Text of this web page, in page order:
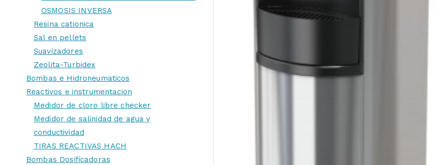
OSMOSIS INVERSA
Resina cationica
Sal en pellets
Suavizadores
Zeolita-Turbidex
Bombas e Hidroneumaticos
Reactivos e instrumentacion
Medidor de cloro libre checker
Medidor de salinidad de agua y
conductividad
TIRAS REACTIVAS HACH
Bombas Dosificadoras